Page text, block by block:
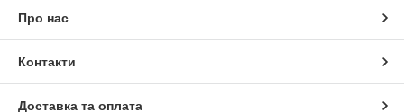
Про нас
Контакти
Доставка та оплата